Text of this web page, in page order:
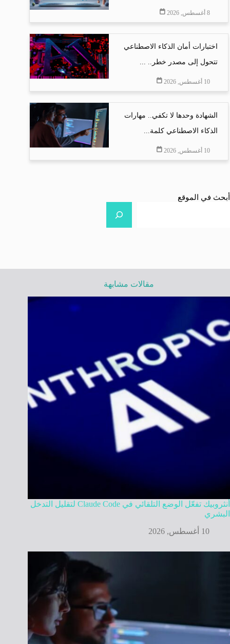
8 أغسطس, 2026
اختبارات أمان الذكاء الاصطناعي
تتحول إلى مصدر خطر.. ...
10 أغسطس, 2026
الشهادة وحدها لا تكفي.. مهارات
الذكاء الاصطناعي كلمة...
10 أغسطس, 2026
أبحث في الموقع
مقالات مشابهة
أنثروبيك تفعّل الوضع التلقائي في Claude Code لتقليل التدخل
البشري
10 أغسطس, 2026